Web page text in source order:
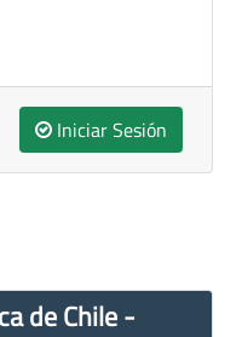
Iniciar Sesión
de Chile -